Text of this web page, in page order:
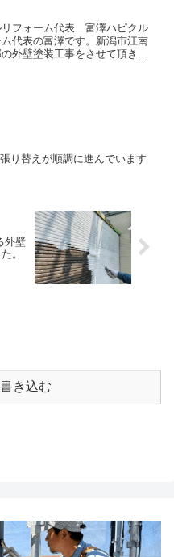
リフォーム代表 富澤ハピクル
ム代表の富澤です。新潟市江南
外壁塗装工事をさせて頂きま
り替えが順調に進んでいます
外壁
。
き込む